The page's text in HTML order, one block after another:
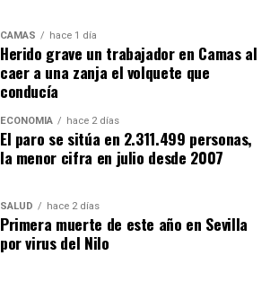
CAMAS hace 1 día
Herido grave un trabajador en Camas al
caer a una zanja el volquete que
conducía
ECONOMÍA hace 2 días
El paro se sitúa en 2.311.499 personas,
la menor cifra en julio desde 2007
SALUD hace 2 días
Primera muerte de este año en Sevilla
por virus del Nilo